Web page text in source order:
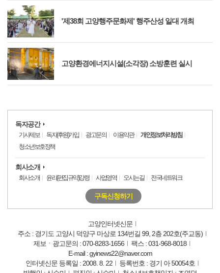
'제38회 고양행주문화제' 행주산성 일대 개최
고양환경에너지시설(소각장) 소방훈련 실시
독자공간
기사제보 독자(후원)가입 광고문의 이용약관
개인정보처리방침
청소년보호정책
회사소개
회사소개 윤리(편집규약)강령 사업영역 오시는길 전국네트워크
구독신청하기
고양인터넷신문
주소 : 경기도 고양시 덕양구 마상로 134번길 99, 2층 202호(주교동)
제보ㆍ광고문의 : 070-8283-1656
팩스 : 031-968-8018
E-mail : gyinews22@naver.com
인터넷신문 등록일 : 2008. 8. 22
등록번호 : 경기 아 50054호